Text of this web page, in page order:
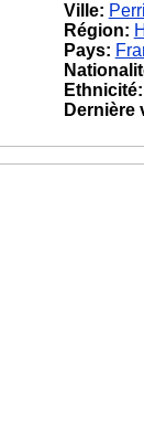
Ville:
Région:
Pays:
Ethnicité:
Dernière